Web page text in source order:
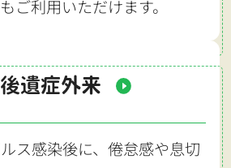
ご利用いただけます。
遺症外来
ス感染後に、倦怠感や息切